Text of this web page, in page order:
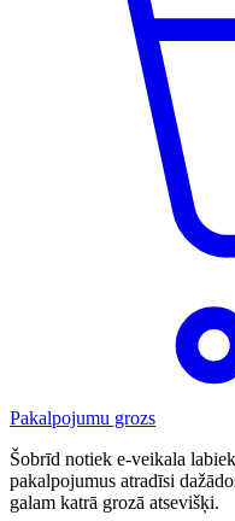
Pakalpojumu grozs
Šobrīd notiek e-veikala
pakalpojumus atradīsi
galam katrā grozā atsevišķi.